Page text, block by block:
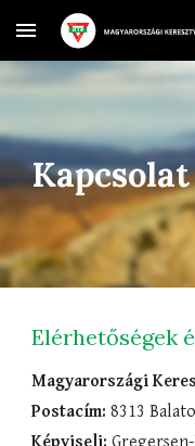
Skip to main content
Kapcsolat
Elérhetőségek
Magyarországi
Postacím: 8313